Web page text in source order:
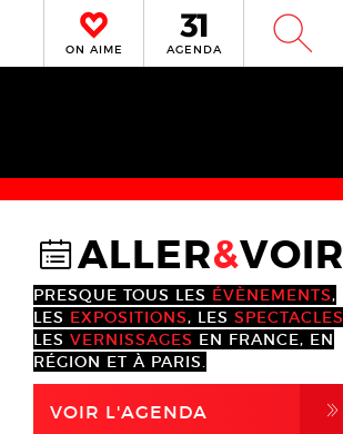
ON AIME AGENDA W
@ALLER&VOIR
PRESQUE TOUS LES ÉVÈNEMENTS,
LES EXPOSITIONS, LES SPECTACLES
LES VERNISSAGES EN FRANCE, EN
RÉGION ET À PARIS.
VOIR L'AGENDA ,